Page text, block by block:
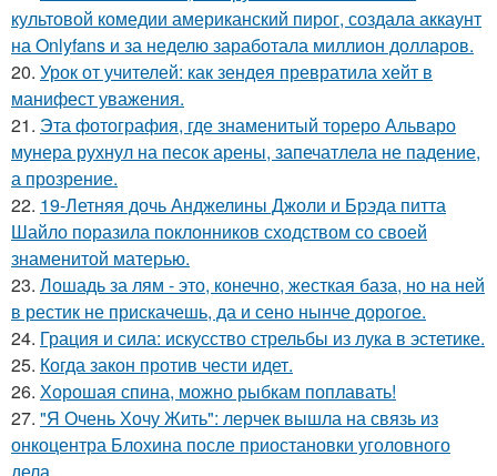
культовой комедии американский пирог, создала аккаунт
на Onlyfans и за неделю заработала миллион долларов.
20. Урок от учителей: как зендея превратила хейт в
манифест уважения.
21. Эта фотография, где знаменитый тореро Альваро
мунера рухнул на песок арены, запечатлела не падение,
а прозрение.
22. 19-Летняя дочь Анджелины Джоли и Брэда питта
Шайло поразила поклонников сходством со своей
знаменитой матерью.
23. Лошадь за лям - это, конечно, жесткая база, но на ней
в рестик не прискачешь, да и сено нынче дорогое.
24. Грация и сила: искусство стрельбы из лука в эстетике.
25. Когда закон против чести идет.
26. Хорошая спина, можно рыбкам поплавать!
27. "Я Очень Хочу Жить": лерчек вышла на связь из
онкоцентра Блохина после приостановки уголовного